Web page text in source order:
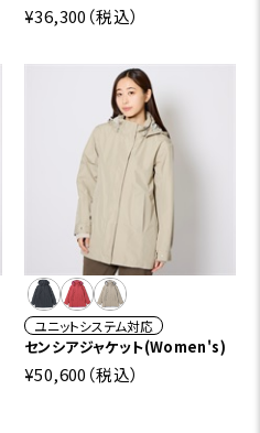
¥36,300 （税込）
ユニットシステム対応
センシアジャケット(Women's)
¥50,600 （税込）